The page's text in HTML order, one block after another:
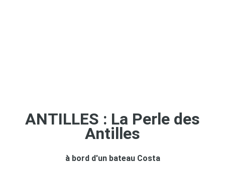
ANTILLES : La Perle des
Antilles
à bord d'un bateau Costa